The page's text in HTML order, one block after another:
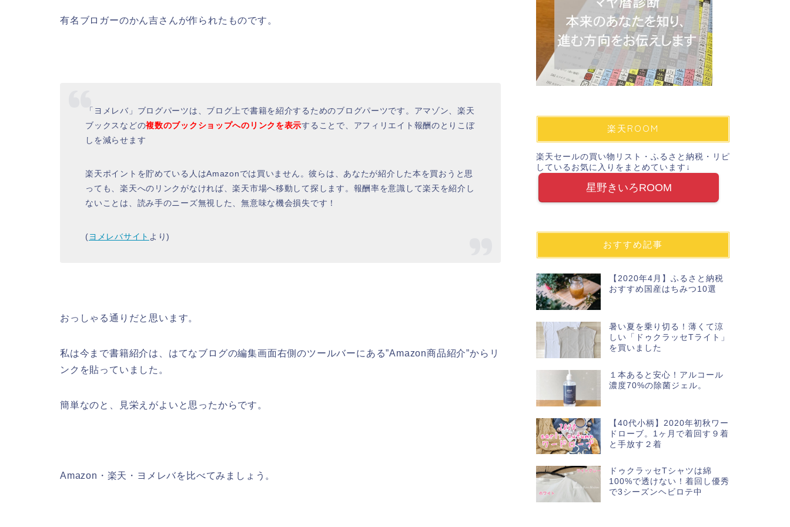
有名ブロガーのかん吉さんが作られたものです。
「ヨメレバ」ブログパーツは、ブログ上で書籍を紹介するためのブログパーツです。アマゾン、楽天
ブックスなどの複数のブックショップへのリンクを表示することで、アフィリエイト報酬のとりこぼ
しを減らせます
楽天ポイントを貯めている人はAmazonでは買いません。彼らは、あなたが紹介した本を買おうと思
っても、楽天へのリンクがなければ、楽天市場へ移動して探します。報酬率を意識して楽天を紹介し
ないことは、読み手のニーズ無視した、無意味な機会損失です！
(ヨメレバサイト より)
おっしゃる通りだと思います。
私は今まで書籍紹介は、はてなブログの編集画面右側のツールバーにある”Amazon商品紹介”からリ
ンクを貼っていました。
簡単なのと、見栄えがよいと思ったからです。
Amazon・楽天・ヨメレバを比べてみましょう。
楽天ROOM
楽天セールの買い物リスト・ふるさと納税・リピ
しているお気に入りをまとめています↓
星野きいろROOM
おすすめ記事
【2020年4月】ふるさと納税
おすすめ国産はちみつ10選
暑い夏を乗り切る！薄くて涼
しい「ドゥクラッセTライト」
を買いました
１本あると安心！アルコール
濃度70%の除菌ジェル。
【40代小柄】2020年初秋ワー
ドローブ。1ヶ月で着回す９着
と手放す２着
ドゥクラッセTシャツは綿
100%で透けない！着回し優秀
で3シーズンヘビロテ中